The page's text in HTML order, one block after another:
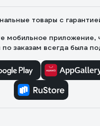
товары с
мобильное приложение,
заказам всегда была